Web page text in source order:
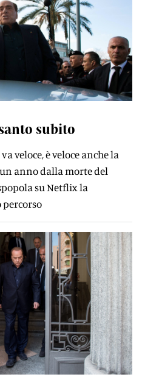
subito
veloce, è veloce anche la
anno dalla morte del
su Netflix la
percorso